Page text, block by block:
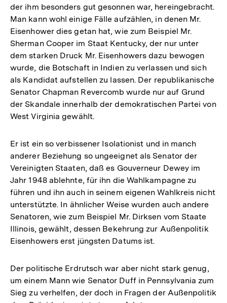
der ihm besonders gut gesonnen war, hereingebracht.
Man kann wohl einige Fälle aufzählen, in denen Mr.
Eisenhower dies getan hat, wie zum Beispiel Mr.
Sherman Cooper im Staat Kentucky, der nur unter
dem starken Druck Mr. Eisenhowers dazu bewogen
wurde, die Botschaft in Indien zu verlassen und sich
als Kandidat aufstellen zu lassen. Der republikanische
Senator Chapman Revercomb wurde nur auf Grund
der Skandale innerhalb der demokratischen Partei von
West Virginia gewählt.
Er ist ein so verbissener Isolationist und in manch
anderer Beziehung so ungeeignet als Senator der
Vereinigten Staaten, daß es Gouverneur Dewey im
Jahr 1948 ablehnte, für ihn die Wahlkampagne zu
führen und ihn auch in seinem eigenen Wahlkreis nicht
unterstützte. In ähnlicher Weise wurden auch andere
Senatoren, wie zum Beispiel Mr. Dirksen vom Staate
Illinois, gewählt, dessen Bekehrung zur Außenpolitik
Eisenhowers erst jüngsten Datums ist.
Der politische Erdrutsch war aber nicht stark genug,
um einem Mann wie Senator Duff in Pennsylvania zum
Sieg zu verhelfen, der doch in Fragen der Außenpolitik